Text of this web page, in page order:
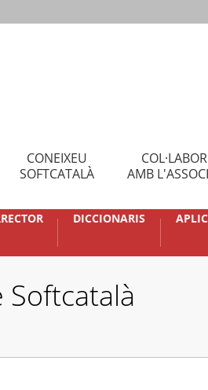
CONEIXEU
SOFTCATALÀ
AMB
DICCIONARIS
Softcatalà